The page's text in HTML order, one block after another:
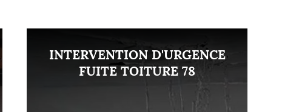
INTERVENTION D'URGENCE
FUITE TOITURE 78